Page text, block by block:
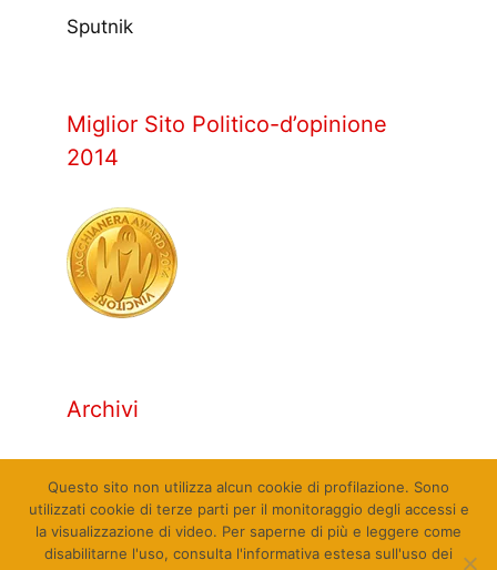
Sputnik
Miglior Sito Politico-d’opinione
2014
Archivi
Questo sito non utilizza alcun cookie di profilazione. Sono
utilizzati cookie di terze parti per il monitoraggio degli accessi e
la visualizzazione di video. Per saperne di più e leggere come
disabilitarne l'uso, consulta l'informativa estesa sull'uso dei